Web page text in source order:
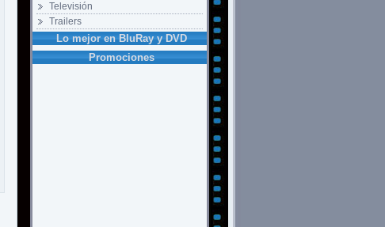
Televisión
Trailers
Lo mejor en BluRay y DVD
Promociones